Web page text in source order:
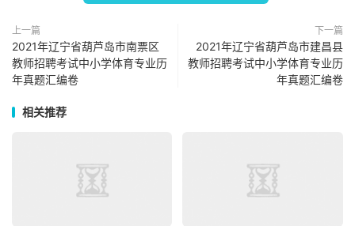
上一篇
2021年辽宁省葫芦岛市南票区
教师招聘考试中小学体育专业历
年真题汇编卷
下一篇
2021年辽宁省葫芦岛市建昌县
教师招聘考试中小学体育专业历
年真题汇编卷
相关推荐